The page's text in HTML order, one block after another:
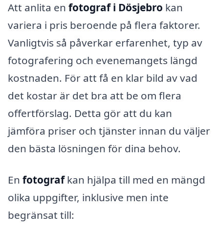
Att anlita en fotograf i Dösjebro kan
variera i pris beroende på flera faktorer.
Vanligtvis så påverkar erfarenhet, typ av
fotografering och evenemangets längd
kostnaden. För att få en klar bild av vad
det kostar är det bra att be om flera
offertförslag. Detta gör att du kan
jämföra priser och tjänster innan du väljer
den bästa lösningen för dina behov.
En fotografkan hjälpa till med en mängd
olika uppgifter, inklusive men inte
begränsat till: